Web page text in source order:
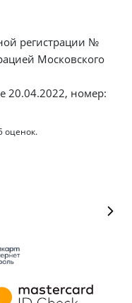
регистрации №
Московского
20.04.2022, номер:
оценок.